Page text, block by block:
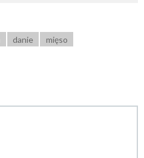
danie mięso